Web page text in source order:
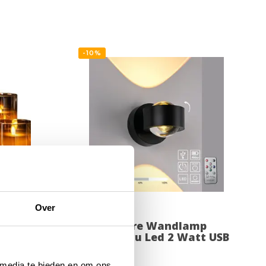
Over
met
-10%
Oplaadbare Wandlamp
Zwart Accu Led 2 Watt USB